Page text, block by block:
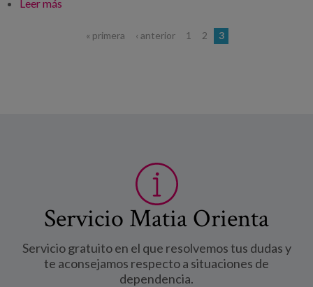
Leer más
« primera ‹ anterior 1 2 3
Servicio Matia Orienta
Servicio gratuito en el que resolvemos tus dudas y
te aconsejamos respecto a situaciones de
dependencia.